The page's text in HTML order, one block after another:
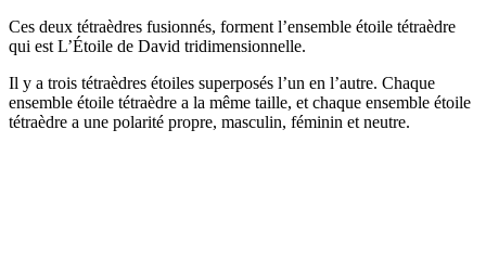
Ces deux tétraèdres fusionnés, forment l’ensemble étoile tétraèdre
qui est L’Étoile de David tridimensionnelle.
Il y a trois tétraèdres étoiles superposés l’un en l’autre. Chaque
ensemble étoile tétraèdre a la même taille, et chaque ensemble étoile
tétraèdre a une polarité propre, masculin, féminin et neutre.